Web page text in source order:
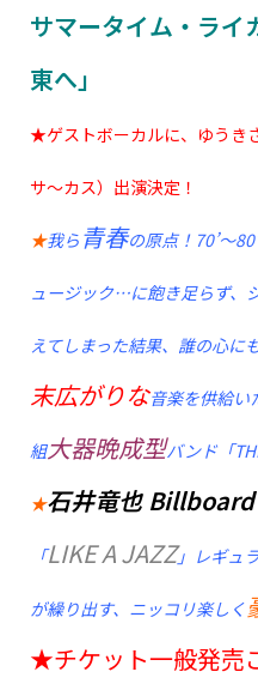
サマータイム・ライ
東へ」
★ゲストボーカルに、ゆうき
サ〜カス）出演決定！
★我ら 青春の原点！70’〜
ュージック…に飽き足らず、
えてしまった結果、誰の心に
末広がりな音楽を供給い
組大器晩成型バンド「
★石井竜也
「LIKE A JAZZ」レギュ
が繰り出す、ニッコリ楽しく
★チケット一般発売